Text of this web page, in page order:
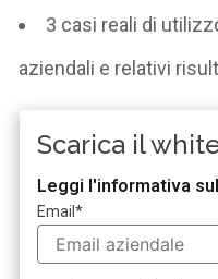
3 casi reali di
aziendali e relativi
Scarica il
Leggi l'informativa
Email*